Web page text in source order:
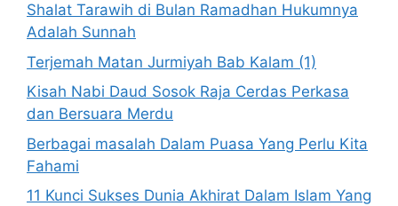
Shalat Tarawih di Bulan Ramadhan Hukumnya
Adalah Sunnah
Terjemah Matan Jurmiyah Bab Kalam (1)
Kisah Nabi Daud Sosok Raja Cerdas Perkasa
dan Bersuara Merdu
Berbagai masalah Dalam Puasa Yang Perlu Kita
Fahami
11 Kunci Sukses Dunia Akhirat Dalam Islam Yang